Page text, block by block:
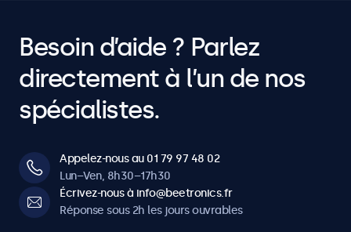
Besoin d’aide ? Parlez
directement à l’un de nos
spécialistes.
Appelez-nous au 01 79 97 48 02
Lun–Ven, 8h30–17h30
Écrivez-nous à info@beetronics.fr
Réponse sous 2h les jours ouvrables